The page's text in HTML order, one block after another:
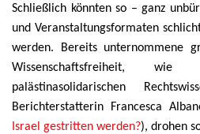
Schließlich könnten so – ganz
und Veranstaltungsformaten
werden. Bereits unternommene
Wissenschaftsfreiheit,
palästinasolidarischen
Berichterstatterin Francesca
Israel gestritten werden?), drohen